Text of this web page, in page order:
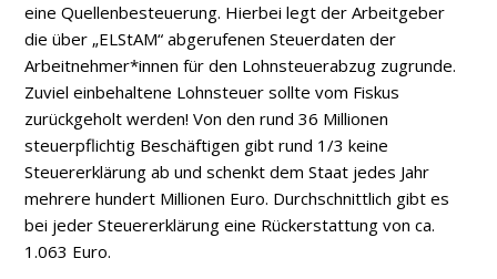
eine Quellenbesteuerung. Hierbei legt der Arbeitgeber
die über „ELStAM“ abgerufenen Steuerdaten der
Arbeitnehmer*innen für den Lohnsteuerabzug zugrunde.
Zuviel einbehaltene Lohnsteuer sollte vom Fiskus
zurückgeholt werden! Von den rund 36 Millionen
steuerpflichtig Beschäftigen gibt rund 1/3 keine
Steuererklärung ab und schenkt dem Staat jedes Jahr
mehrere hundert Millionen Euro. Durchschnittlich gibt es
bei jeder Steuererklärung eine Rückerstattung von ca.
1.063 Euro.